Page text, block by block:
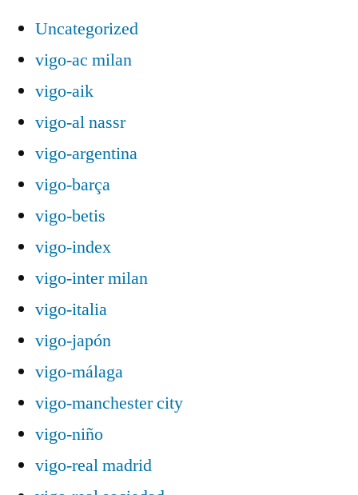
Uncategorized
vigo-ac milan
vigo-aik
vigo-al nassr
vigo-argentina
vigo-barça
vigo-betis
vigo-index
vigo-inter milan
vigo-italia
vigo-japón
vigo-málaga
vigo-manchester city
vigo-niño
vigo-real madrid